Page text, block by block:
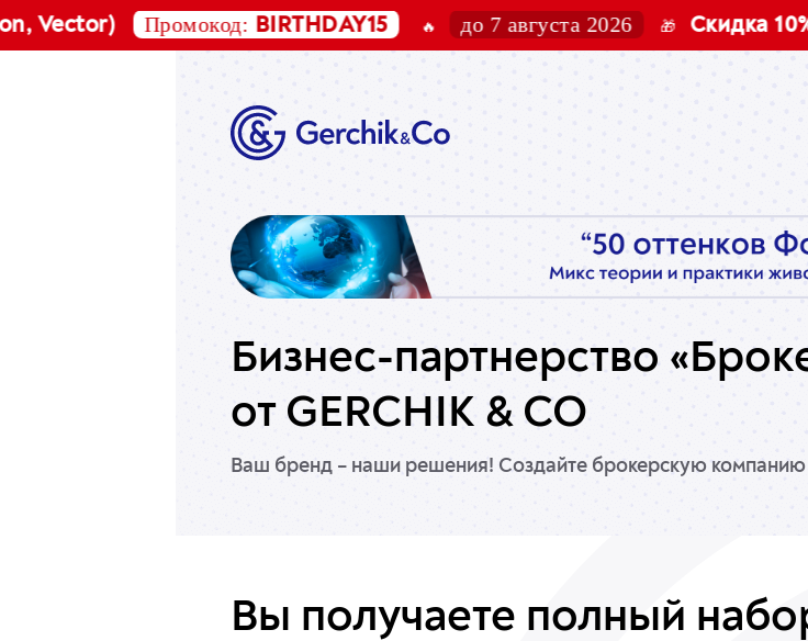
Промокод:BIRTHDAY15 🔥 до 7 августа 2026 🎁 Скидка 10% на
Бизнес-партнерство
от GERCHIK & CO
Ваш бренд – наши решения! Создайте брокерскую
Вы получаете полный